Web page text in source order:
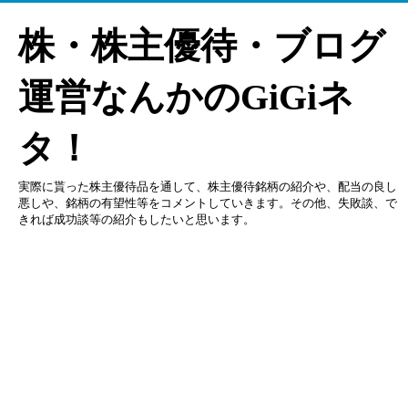
株・株主優待・ブログ
運営なんかのGiGiネ
タ！
実際に貰った株主優待品を通して、株主優待銘柄の紹介や、配当の良し
悪しや、銘柄の有望性等をコメントしていきます。その他、失敗談、で
きれば成功談等の紹介もしたいと思います。